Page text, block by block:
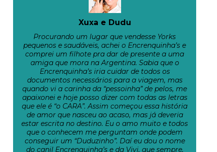
Xuxa e Dudu
Procurando um lugar que vendesse Yorks
pequenos e saudáveis, achei o Encrenquinha’s e
comprei um filhote pra dar de presente a uma
amiga que mora na Argentina. Sabia que o
Encrenquinha’s iria cuidar de todos os
documentos necessários para a viagem, mas
quando vi a carinha da “pessoinha” de pelos, me
apaixonei e hoje posso dizer com todas as letras
que ele é “o CARA”. Assim começou essa história
de amor que nasceu ao acaso, mas já deveria
estar escrita no destino. Eu o amo muito e todos
que o conhecem me perguntam onde podem
conseguir um “Duduzinho”. Daí eu dou o nome
do canil Encrenquinha’s e da Vivi, que sempre,